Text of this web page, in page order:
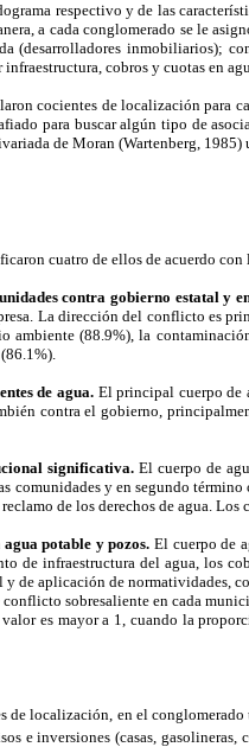
respectivo y de las
a cada conglomerado se le
(desarrolladores inmobiliarios);
cobros y cuotas en
cocientes de localización
para buscar algún tipo de
de Moran (Wartenberg,
cuatro de ellos de acuerdo
contra gobierno estatal y
La dirección del conflicto es
ambiente (88.9%), la
de agua.El principal cuerpo de
contra el gobierno,
significativa.El cuerpo de
y en segundo
de los derechos de agua.
potable y pozos. El cuerpo de
de infraestructura del agua,
de aplicación de normatividades,
sobresaliente en cada
es mayor a 1, cuando la
localización, en el
e inversiones (casas, gasolineras,